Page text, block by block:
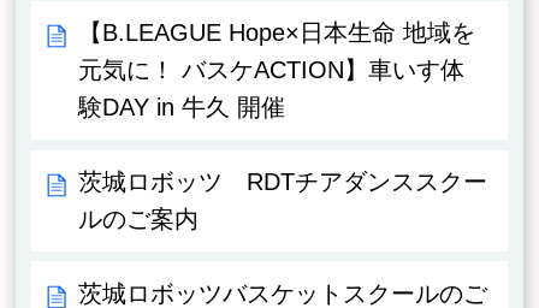
【B.LEAGUE Hope×日本生命 地域を
元気に！ バスケACTION】車いす体
験DAY in 牛久 開催
茨城ロボッツ RDTチアダンススクー
ルのご案内
茨城ロボッツバスケットスクールのご